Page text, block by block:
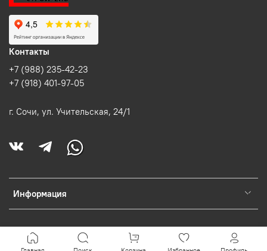
Информация
Контакты
+7 (988) 235-42-23
+7 (918) 401-97-05
г. Сочи, ул. Учительская, 24/1